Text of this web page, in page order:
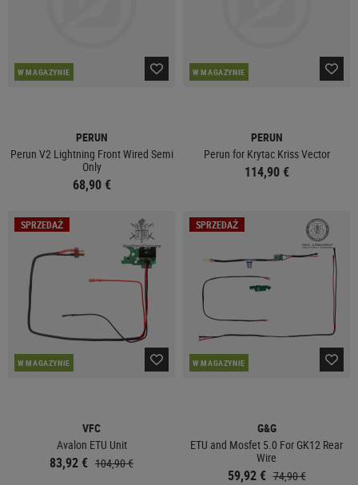
W MAGAZYNIE
PERUN
Perun V2 Lightning Front Wired Semi
Only
68,90 €
W MAGAZYNIE
PERUN
Perun for Krytac Kriss Vector
114,90 €
SPRZEDAŻ
W MAGAZYNIE
VFC
Avalon ETU Unit
83,92 € 104,90 €
SPRZEDAŻ
W MAGAZYNIE
G&G
ETU and Mosfet 5.0 For GK12 Rear
Wire
59,92 € 74,90 €